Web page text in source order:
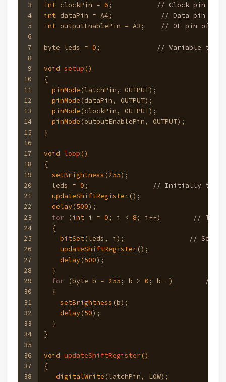
3
4
5
6
7
8
9
10
11
12
13
14
15
16
17
18
19
20
21
22
23
24
25
26
27
28
29
30
31
32
33
34
35
36
37
38
int clockPin = 6 ;
// Clock pin of
int dataPin = A4;
// Data pin of
int outputEnablePin = A3; // OE pin of
byte leds = 0 ; // Variable to
void setup ()
{
pinMode (latchPin, OUTPUT);
pinMode (dataPin, OUTPUT);
pinMode (clockPin, OUTPUT);
pinMode (outputEnablePin, OUTPUT);
}
void loop ()
{
setBrightness (255);
  leds =
0 ;
// Initially turns
updateShiftRegister ();
delay (500);
for (int i = 0 ; i < 8 ; i++)
// Turn
  {
bitSet(leds, i);
// Set
updateShiftRegister ();
delay (500);
  }
for (byte b = 255 ; b > 0 ; b--)
//
  {
setBrightness (b);
delay (50);
  }
}
void updateShiftRegister ()
{
digitalWrite (latchPin, LOW);